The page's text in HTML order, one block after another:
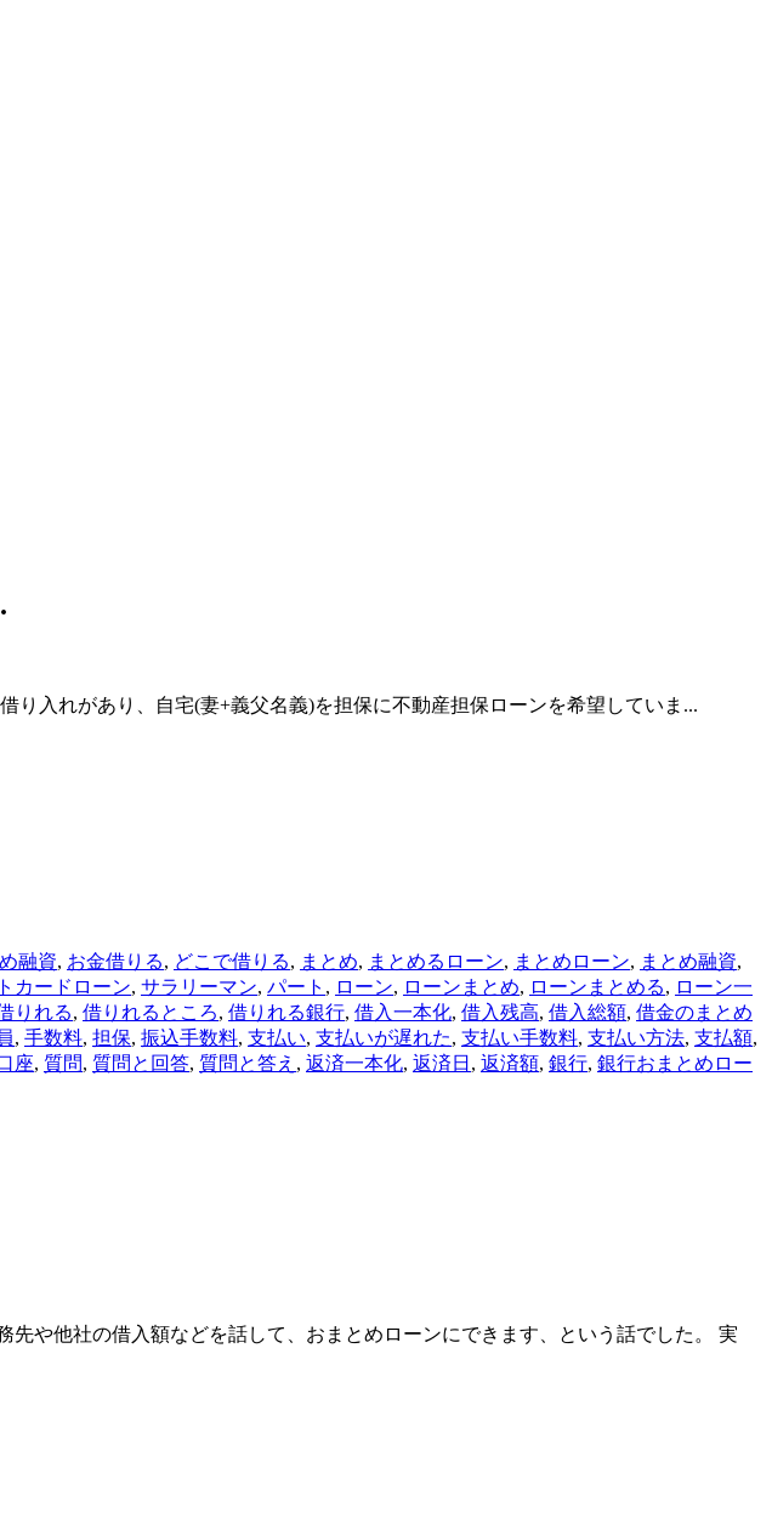
入れがあり、自宅(妻+義父名義)を担保に不動産担保ローンを希望していま...
融資, お金借りる, どこで借りる, まとめ, まとめるローン, まとめローン, まとめ融資,
カードローン, サラリーマン, パート , ローン, ローンまとめ, ローンまとめる, ローン一
りれる, 借りれるところ, 借りれる銀行, 借入一本化, 借入残高, 借入総額, 借金のまとめ
, 手数料, 担保, 振込手数料, 支払い, 支払いが遅れた, 支払い手数料, 支払い方法, 支払額,
座, 質問, 質問と回答, 質問と答え , 返済一本化, 返済日 , 返済額, 銀行, 銀行おまとめロー
や他社の借入額などを話して、おまとめローンにできます、という話でした。 実